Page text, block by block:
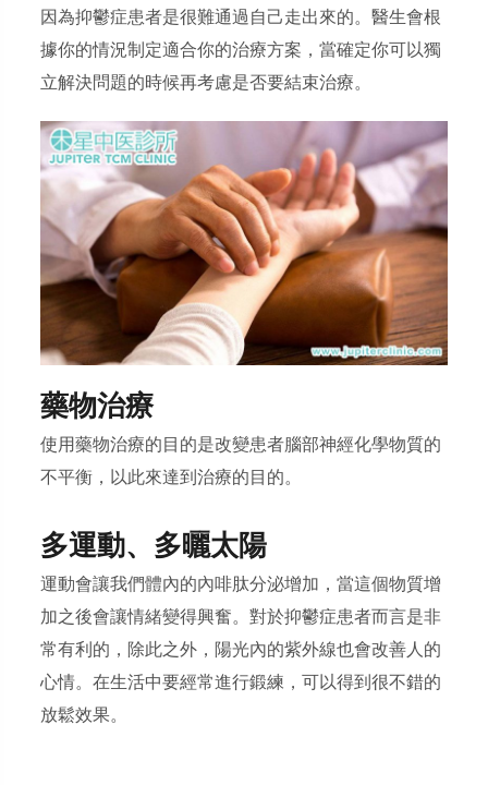
因為抑鬱症患者是很難通過自己走出來的。醫生會根
據你的情況制定適合你的治療方案，當確定你可以獨
立解決問題的時候再考慮是否要結束治療。
藥物治療
使用藥物治療的目的是改變患者腦部神經化學物質的
不平衡，以此來達到治療的目的。
多運動、多曬太陽
運動會讓我們體內的內啡肽分泌增加，當這個物質增
加之後會讓情緒變得興奮。對於抑鬱症患者而言是非
常有利的，除此之外，陽光內的紫外線也會改善人的
心情。在生活中要經常進行鍛練，可以得到很不錯的
放鬆效果。